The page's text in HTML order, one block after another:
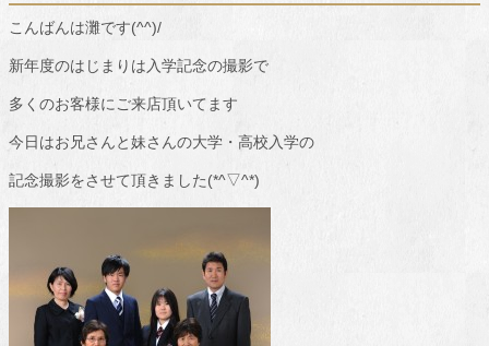
こんばんは灘です(^^)/
新年度のはじまりは入学記念の撮影で
多くのお客様にご来店頂いてます
今日はお兄さんと妹さんの大学・高校入学の
記念撮影をさせて頂きました(*^▽^*)